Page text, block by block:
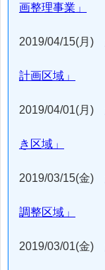
画整理事業」
2019/04/15(月)
計画区域」
2019/04/01(月)
き区域」
2019/03/15(金)
調整区域」
2019/03/01(金)